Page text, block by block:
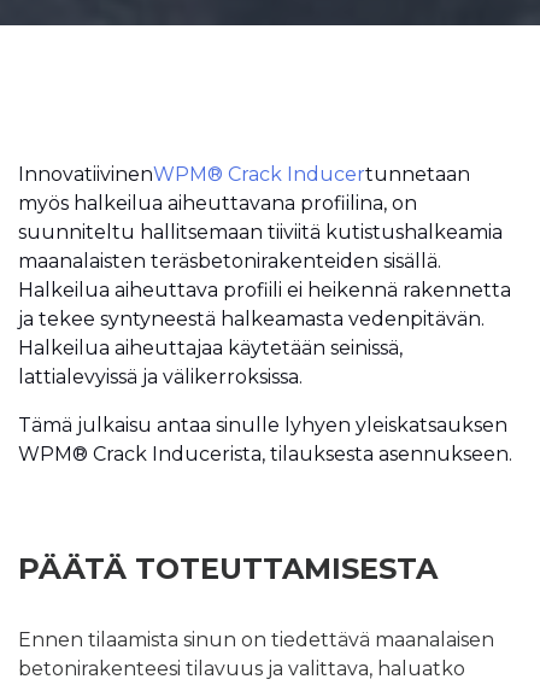
InnovatiivinenWPM® Crack Inducertunnetaan
myös halkeilua aiheuttavana profiilina, on
suunniteltu hallitsemaan tiiviitä kutistushalkeamia
maanalaisten teräsbetonirakenteiden sisällä.
Halkeilua aiheuttava profiili ei heikennä rakennetta
ja tekee syntyneestä halkeamasta vedenpitävän.
Halkeilua aiheuttajaa käytetään seinissä,
lattialevyissä ja välikerroksissa.
Tämä julkaisu antaa sinulle lyhyen yleiskatsauksen
WPM® Crack Inducerista, tilauksesta asennukseen.
PÄÄTÄ TOTEUTTAMISESTA
Ennen tilaamista sinun on tiedettävä maanalaisen
betonirakenteesi tilavuus ja valittava, haluatko